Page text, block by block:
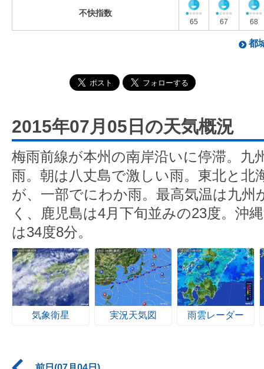
不快指数
65 67 68
都
2015年07月05日の天気概況
梅雨前線が本州の南岸沿いに停滞。九
雨。朝は八丈島で激しい雨。東北と北
が、一部でにわか雨。最高気温は九州
く、鹿児島は4月下旬並みの23度。沖
は34度8分。
気象衛星 実況天気図 雨雲レーダー